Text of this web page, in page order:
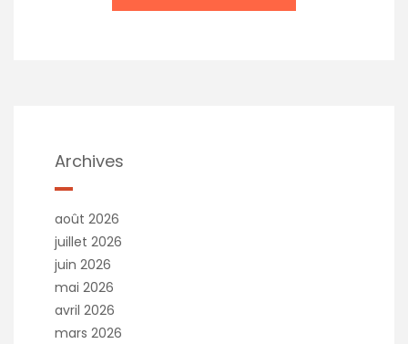
Archives
août 2026
juillet 2026
juin 2026
mai 2026
avril 2026
mars 2026